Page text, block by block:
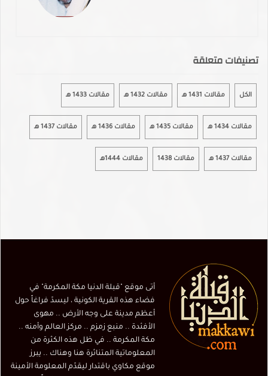
تصنيفات متعلقة
الكل مقالات 1431 هـ مقالات 1432 هـ مقالات 1433 هـ
مقالات 1434 هـ مقالات 1435 هـ مقالات 1436 هـ مقالات 1437 هـ
مقالات 1437 هـ مقالات 1438 مقالات 1444هـ
أتى موقع "قبلة الدنيا مكة المكرمة" في
فضاء هذه القرية الكونية ، ليسدّ فراغاً حول
أعظم مدينة على وجه الأرض .. مهوى
الأفئدة .. منبع زمزم .. مركز العالم وأمنه ..
مكة المكرمة .. في ظل هذه الكثرة من
المعلوماتية المتناثرة هنا وهناك .. يبرز
موقع مكاوي باقتدار ليقدّم المعلومة الأمينة